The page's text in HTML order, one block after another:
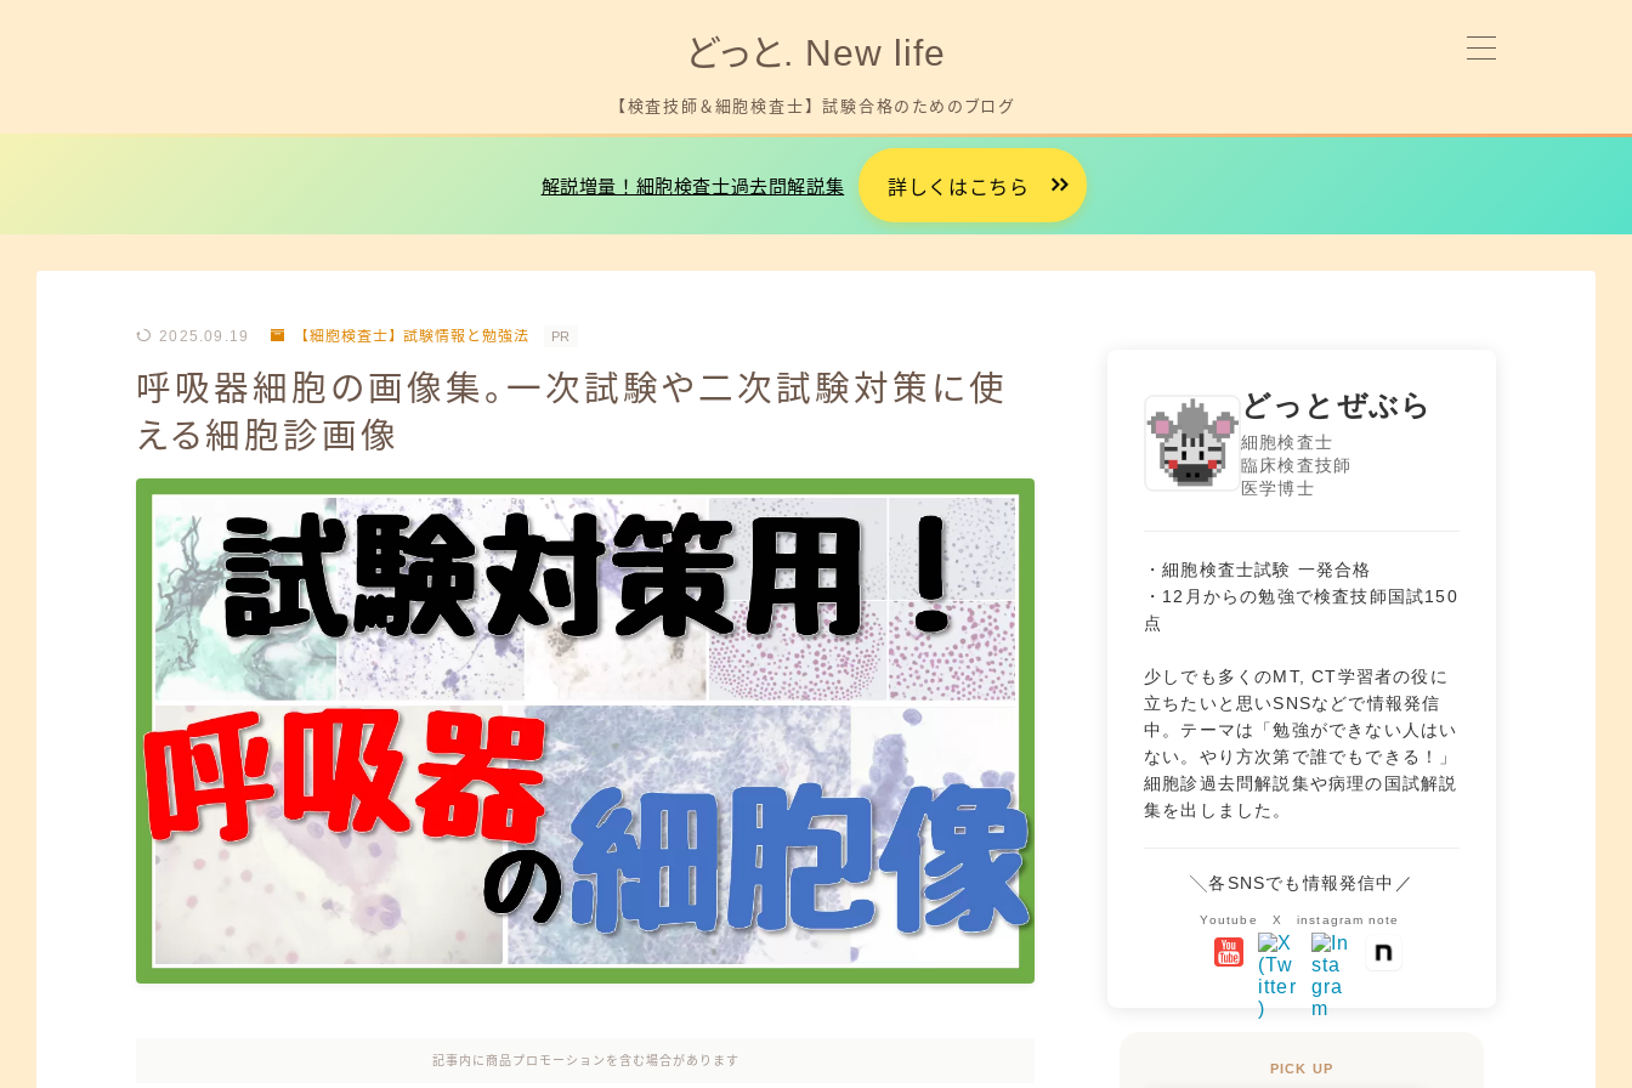
どっと. New life
【検査技師＆細胞検査士】 試験合格のためのブログ
細胞検査士試験を受験する方へ
就職やお金に悩みがある方へ
お問い合わせ
細胞検査士試験用タイマー
解説増量！細胞検査士過去問解説集 詳しくはこちら
2025.09.19 【細胞検査士】試験情報と勉強法 PR
呼吸器細胞の画像集。一次試験や二次試験対策に使
える細胞診画像
記事内に商品プロモーションを含む場合があります
どっとぜぶら
細胞検査士
臨床検査技師
医学博士
・細胞検査士試験 一発合格
・12月からの勉強で検査技師国試150
点
少しでも多くのMT, CT学習者の役に
立ちたいと思いSNSなどで情報発信
中。テーマは「勉強ができない人はい
ない。やり方次第で誰でもできる！」
細胞診過去問解説集や病理の国試解説
集を出しました。
╲各SNSでも情報発信中／
Youtube X instagram note
PICK UP